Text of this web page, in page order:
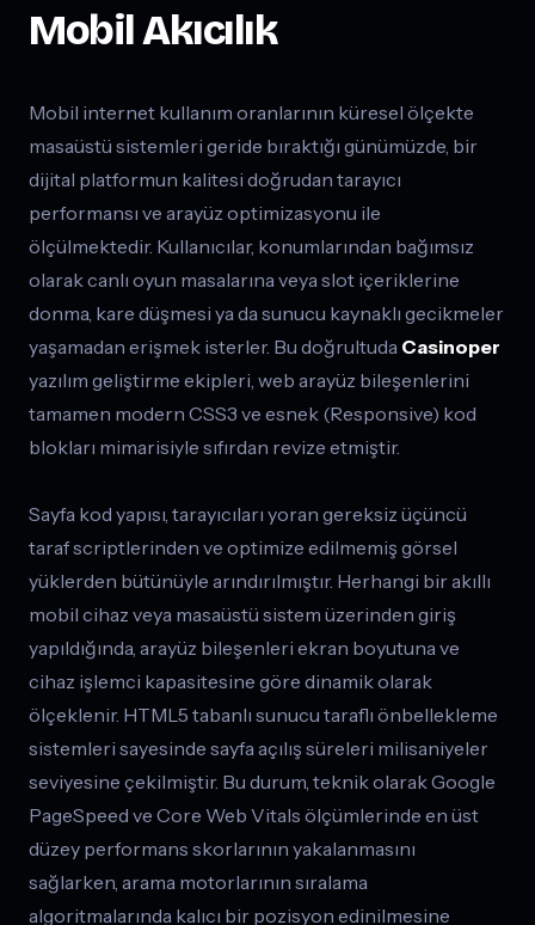
Mobil Akıcılık
Mobil internet kullanım oranlarının küresel ölçekte
masaüstü sistemleri geride bıraktığı günümüzde, bir
dijital platformun kalitesi doğrudan tarayıcı
performansı ve arayüz optimizasyonu ile
ölçülmektedir. Kullanıcılar, konumlarından bağımsız
olarak canlı oyun masalarına veya slot içeriklerine
donma, kare düşmesi ya da sunucu kaynaklı gecikmeler
yaşamadan erişmek isterler. Bu doğrultuda Casinoper
yazılım geliştirme ekipleri, web arayüz bileşenlerini
tamamen modern CSS3 ve esnek (Responsive) kod
blokları mimarisiyle sıfırdan revize etmiştir.
Sayfa kod yapısı, tarayıcıları yoran gereksiz üçüncü
taraf scriptlerinden ve optimize edilmemiş görsel
yüklerden bütünüyle arındırılmıştır. Herhangi bir akıllı
mobil cihaz veya masaüstü sistem üzerinden giriş
yapıldığında, arayüz bileşenleri ekran boyutuna ve
cihaz işlemci kapasitesine göre dinamik olarak
ölçeklenir. HTML5 tabanlı sunucu taraflı önbellekleme
sistemleri sayesinde sayfa açılış süreleri milisaniyeler
seviyesine çekilmiştir. Bu durum, teknik olarak Google
PageSpeed ve Core Web Vitals ölçümlerinde en üst
düzey performans skorlarının yakalanmasını
sağlarken, arama motorlarının sıralama
algoritmalarında kalıcı bir pozisyon edinilmesine